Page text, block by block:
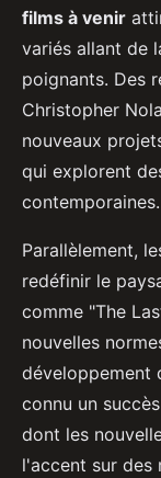
films à venir
variés allant de
poignants. Des
Christopher
nouveaux
qui explorent
contemporaines.
Parallèlement,
redéfinir le
comme "The
nouvelles
développement
connu un
dont les
l'accent sur des